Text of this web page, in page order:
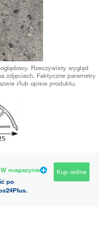
Rzeczywisty wygląd
zdjęciach. Faktyczne parametry
i/lub opisie produktu.
W magazynie
po
Kup online